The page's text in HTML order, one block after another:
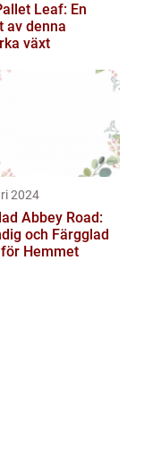
Leaf: En
av denna
växt
2024
Abbey Road:
och Färgglad
Hemmet